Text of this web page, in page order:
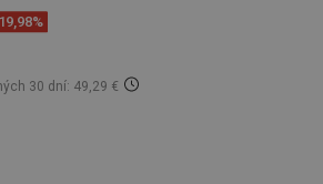
19,98%
30 dní: 49,29 €